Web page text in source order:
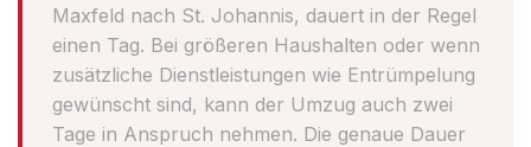
Maxfeld nach St. Johannis, dauert in der Regel
einen Tag. Bei größeren Haushalten oder wenn
zusätzliche Dienstleistungen wie Entrümpelung
gewünscht sind, kann der Umzug auch zwei
Tage in Anspruch nehmen. Die genaue Dauer